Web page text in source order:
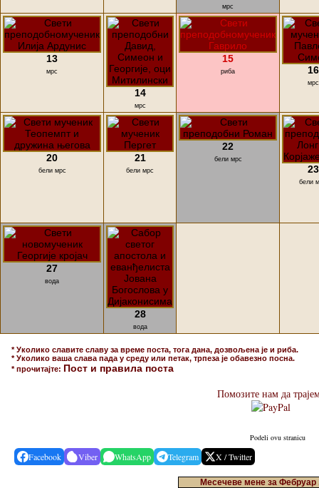
мрс
13
мрс
14
мрс
15
риба 16
мрс
20
бели мрс
21
бели мрс
22
бели мрс
23
бели
27
вода
28
вода
* Уколико славите славу за време поста, тога дана, дозвољена је и риба.
* Уколико ваша слава пада у среду или петак, трпеза је обавезно посна.
* прочитајте: Пост и правила поста
Помозите нам да
Podeli ovu stranicu
Facebook Viber WhatsApp Telegram X / Twitter
Месечеве мене за Фебруар